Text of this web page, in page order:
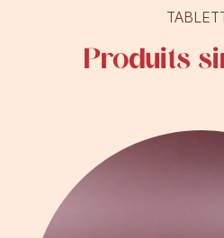
Produits